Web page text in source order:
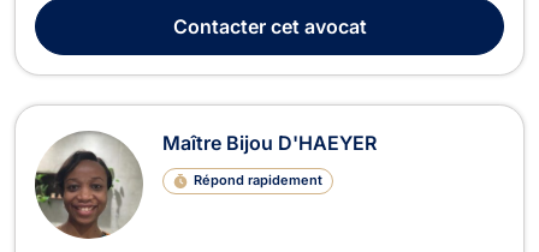
entrepreneurs, startups, PME et consommateurs — dans la
sécurisation juridique de leurs projets et la gest...
Contactercet avocat
Maître Bijou D'HAEYER
Répond rapidement